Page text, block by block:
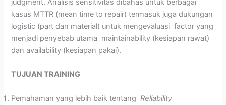
judgment. Analisis sensitivitas dibahas untuk berbagai
kasus MTTR (mean time to repair) termasuk juga dukungan
logistic (part dan material) untuk mengevaluasi factor yang
menjadi penyebab utama maintainability (kesiapan rawat)
dan availability (kesiapan pakai).
TUJUAN TRAINING
Pemahaman yang lebih baik tentangReliability